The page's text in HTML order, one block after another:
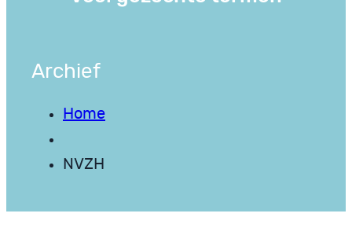
Archief
Home
NVZH